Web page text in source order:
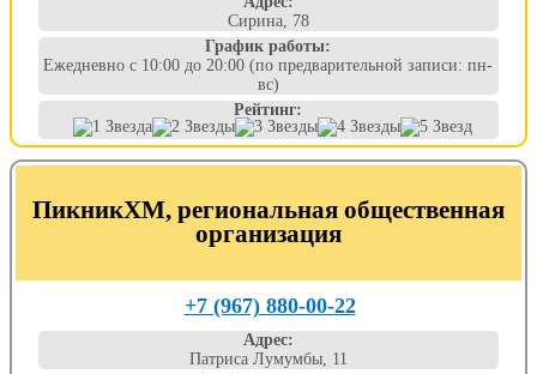
Сирина, 78
График работы:
Ежедневно с 10:00 до 20:00 (по предварительной записи: пн-
вс)
Рейтинг:
ПикникХМ, региональная общественная
организация
+7 (967) 880-00-22
Адрес:
Патриса Лумумбы, 11